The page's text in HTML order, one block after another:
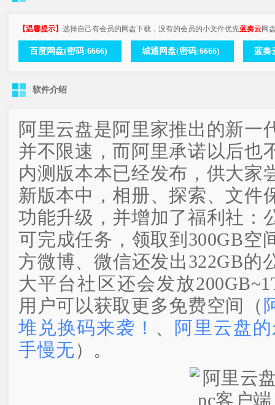
【温馨提示】 选择自己有会员的网盘下载，没有的会员的小文件优先蓝奏云网
百度网盘(密码:6666) 城通网盘(密码:6666) 蓝奏
软件介绍
阿里云盘是阿里家推出的新一
并不限速，而阿里承诺以后也
内测版本本已经发布，供大家
新版本中，相册、探索、文件
功能升级，并增加了福利社：
可完成任务，领取到300GB空
方微博、微信还发出322GB的
大平台社区还会发放
用户可以获取更多免费空间（
堆兑换码来袭！ 、
阿里云盘
手慢无）。